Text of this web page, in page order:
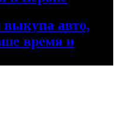
выкупа авто,
время и